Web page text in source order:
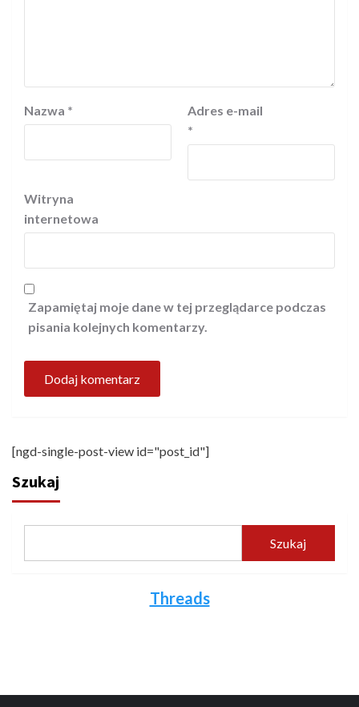
Nazwa *
Adres e-mail
*
Witryna
internetowa
Zapamiętaj moje dane w tej przeglądarce podczas
pisania kolejnych komentarzy.
[ngd-single-post-view id="post_id"]
Szukaj
Szukaj
Threads